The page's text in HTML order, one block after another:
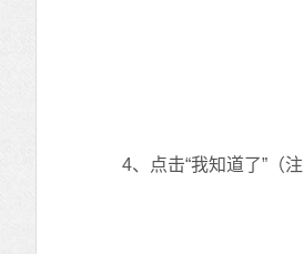
4、点击“我知道了”（注